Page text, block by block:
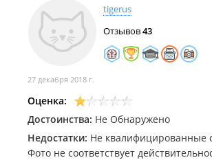
tigerus
Отзывов43
27 декабря 2018 г.
Оценка:
Достоинства: Не Обнаружено
Недостатки: Не квалифицированные
Фото не соответствует